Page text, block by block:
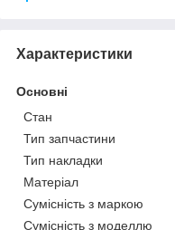
Характеристики
Основні
Стан
Тип запчастини
Тип накладки
Матеріал
Сумісність з маркою
Сумісність з моделлю